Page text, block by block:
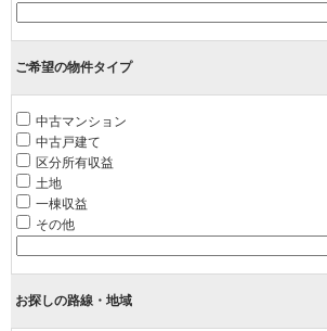
ご希望の物件タイプ
中古マンション
中古戸建て
区分所有収益
土地
一棟収益
その他
お探しの路線・地域